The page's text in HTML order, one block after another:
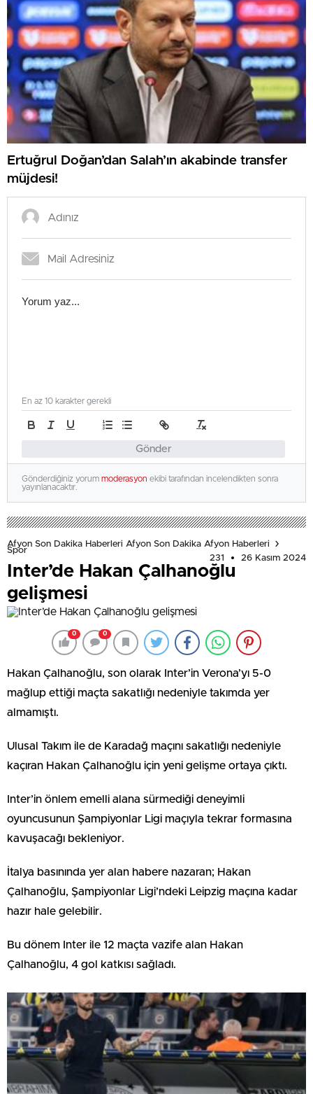
Ertuğrul Doğan’dan Salah’ın akabinde transfer
müjdesi!
Gönder
En az 10 karakter gerekli
Gönderdiğiniz yorum moderasyon ekibi tarafından incelendikten sonra
yayınlanacaktır.
Afyon Son Dakika Haberleri Afyon Son Dakika Afyon Haberleri
Spor
231
26 Kasım 2024
Inter’de Hakan Çalhanoğlu
gelişmesi
0 0
Hakan Çalhanoğlu, son olarak Inter’in Verona’yı 5-0
mağlup ettiği maçta sakatlığı nedeniyle takımda yer
almamıştı.
Ulusal Takım ile de Karadağ maçını sakatlığı nedeniyle
kaçıran Hakan Çalhanoğlu için yeni gelişme ortaya çıktı.
Inter’in önlem emelli alana sürmediği deneyimli
oyuncusunun Şampiyonlar Ligi maçıyla tekrar formasına
kavuşacağı bekleniyor.
İtalya basınında yer alan habere nazaran; Hakan
Çalhanoğlu, Şampiyonlar Ligi’ndeki Leipzig maçına kadar
hazır hale gelebilir.
Bu dönem Inter ile 12 maçta vazife alan Hakan
Çalhanoğlu, 4 gol katkısı sağladı.